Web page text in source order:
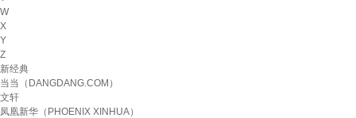
W
X
Y
Z
新经典
当当（DANGDANG.COM）
文轩
凤凰新华（PHOENIX XINHUA）